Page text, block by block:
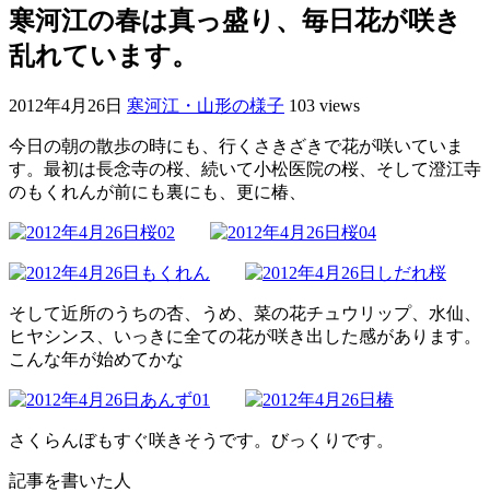
寒河江の春は真っ盛り、毎日花が咲き
乱れています。
2012年4月26日 寒河江・山形の様子 103 views
今日の朝の散歩の時にも、行くさきざきで花が咲いていま
す。最初は長念寺の桜、続いて小松医院の桜、そして澄江寺
のもくれんが前にも裏にも、更に椿、
そして近所のうちの杏、うめ、菜の花チュウリップ、水仙、
ヒヤシンス、いっきに全ての花が咲き出した感があります。
こんな年が始めてかな
さくらんぼもすぐ咲きそうです。びっくりです。
記事を書いた人